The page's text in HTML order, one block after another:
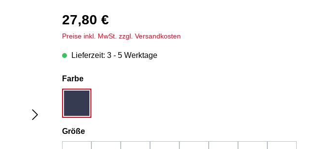
27,80 €
Preise inkl. MwSt. zzgl. Versandkosten
Lieferzeit: 3 - 5 Werktage
Farbeauswählen
Größeauswählen